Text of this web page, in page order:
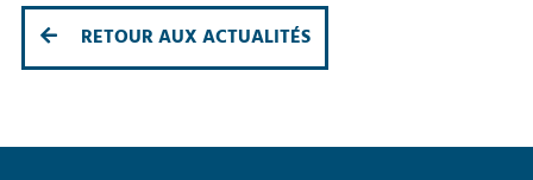
RETOUR AUX ACTUALITÉS